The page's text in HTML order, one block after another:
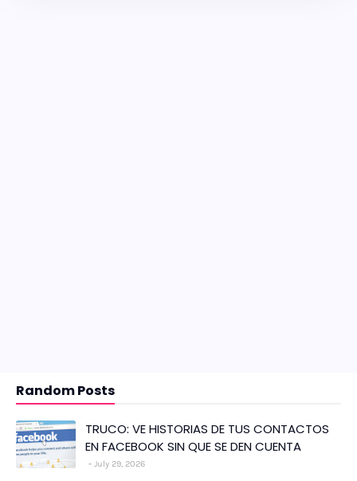
Random Posts
TRUCO: VE HISTORIAS DE TUS CONTACTOS
EN FACEBOOK SIN QUE SE DEN CUENTA
July 29, 2026